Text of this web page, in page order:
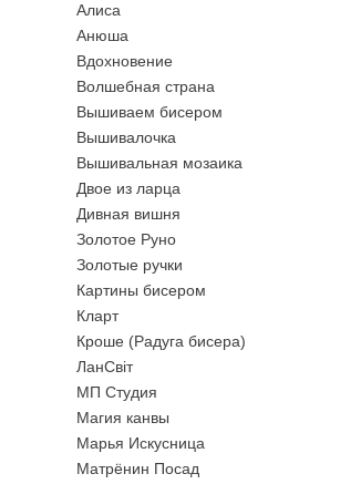
Алиса
Анюша
Вдохновение
Волшебная страна
Вышиваем бисером
Вышивалочка
Вышивальная мозаика
Двое из ларца
Дивная вишня
Золотое Руно
Золотые ручки
Картины бисером
Кларт
Кроше (Радуга бисера)
ЛанСвiт
МП Студия
Магия канвы
Марья Искусница
Матрёнин Посад